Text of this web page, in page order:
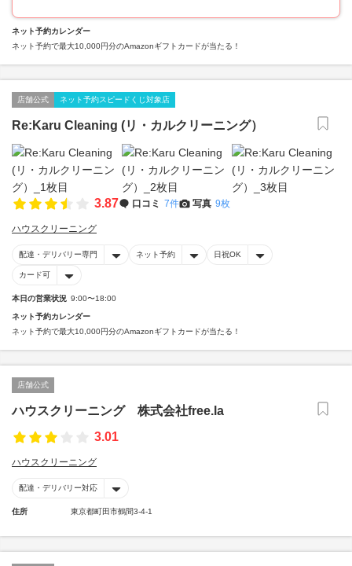
ネット予約カレンダー
ネット予約で最大10,000円分のAmazonギフトカードが当たる！
店舗公式 ネット予約スピードくじ対象店
Re:Karu Cleaning (リ・カルクリーニング）
3.87 口コミ 7件 写真 9枚
ハウスクリーニング
配達・デリバリー専門 ネット予約 日祝OK
カード可
本日の営業状況 9:00〜18:00
ネット予約カレンダー
ネット予約で最大10,000円分のAmazonギフトカードが当たる！
店舗公式
ハウスクリーニング 株式会社free.la
3.01
ハウスクリーニング
配達・デリバリー対応
住所 東京都町田市鶴間3-4-1